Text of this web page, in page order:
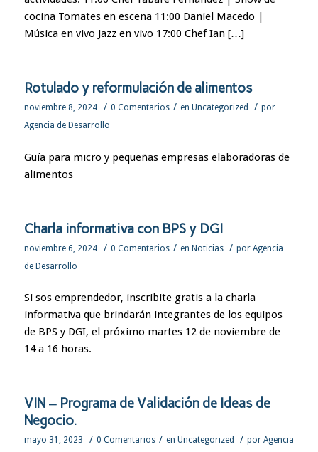
cocina Tomates en escena 11:00 Daniel Macedo |
Música en vivo Jazz en vivo 17:00 Chef Ian […]
Rotulado y reformulación de alimentos
noviembre 8, 2024 / 0 Comentarios / en Uncategorized / por
Agencia de Desarrollo
Guía para micro y pequeñas empresas elaboradoras de
alimentos
Charla informativa con BPS y DGI
noviembre 6, 2024 / 0 Comentarios / en Noticias / por Agencia
de Desarrollo
Si sos emprendedor, inscribite gratis a la charla
informativa que brindarán integrantes de los equipos
de BPS y DGI, el próximo martes 12 de noviembre de
14 a 16 horas.
VIN – Programa de Validación de Ideas de
Negocio.
mayo 31, 2023 / 0 Comentarios / en Uncategorized / por Agencia